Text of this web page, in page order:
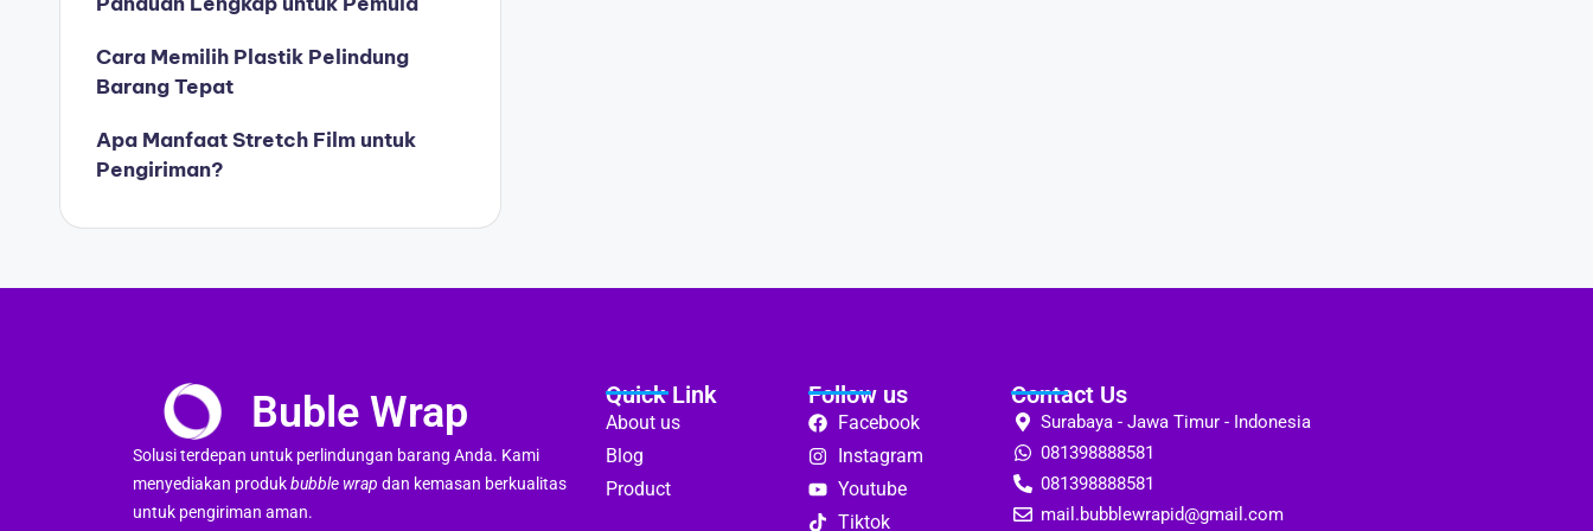
Cara Memilih Plastik Pelindung
Barang Tepat
Apa Manfaat Stretch Film untuk
Pengiriman?
Buble Wrap
Solusi terdepan untuk perlindungan barang Anda. Kami
menyediakan produkbubble wrap dan kemasan berkualitas
untuk pengiriman aman.
Quick Link
About us
Blog
Product
Follow us
Facebook
Instagram
Youtube
Tiktok
Contact Us
Surabaya - Jawa Timur - Indonesia
081398888581
081398888581
mail.bubblewrapid@gmail.com